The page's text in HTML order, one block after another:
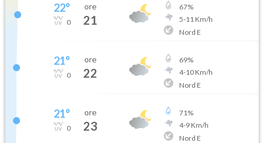
22°
0
ore
21
67%
5-11Km/h
Nord E
21°
0
ore
22
69%
4-10Km/h
Nord E
21°
0
ore
23
71%
4-9Km/h
Nord E